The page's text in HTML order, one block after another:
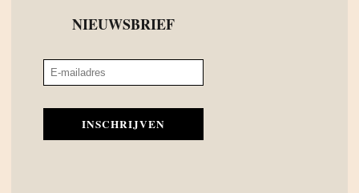
NIEUWSBRIEF
INSCHRIJVEN